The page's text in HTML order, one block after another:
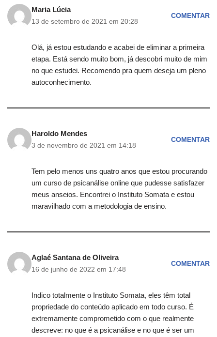
Maria Lúcia
13 de setembro de 2021 em 20:28
COMENTAR
Olá, já estou estudando e acabei de eliminar a primeira
etapa. Está sendo muito bom, já descobri muito de mim
no que estudei. Recomendo pra quem deseja um pleno
autoconhecimento.
Haroldo Mendes
3 de novembro de 2021 em 14:18
COMENTAR
Tem pelo menos uns quatro anos que estou procurando
um curso de psicanálise online que pudesse satisfazer
meus anseios. Encontrei o Instituto Somata e estou
maravilhado com a metodologia de ensino.
Aglaé Santana de Oliveira
16 de junho de 2022 em 17:48
COMENTAR
Indico totalmente o Instituto Somata, eles têm total
propriedade do conteúdo aplicado em todo curso. É
extremamente comprometido com o que realmente
descreve: no que é a psicanálise e no que é ser um